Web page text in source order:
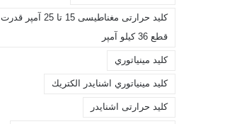
کليد حرارتی مغناطیسی 15 تا 25 آمپر قدرت
قطع 36 کیلو آمپر
کليد مينياتوري
کليد مينياتوري اشنايدر الكتريك
کلید حرارتی اشنایدر